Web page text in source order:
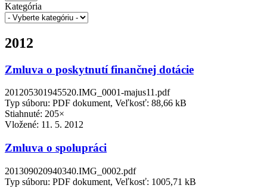
Kategória
2012
Zmluva o poskytnutí finančnej dotácie
201205301945520.IMG_0001-majus11.pdf
Typ súboru: PDF dokument, Veľkosť: 88,66 kB
Stiahnuté: 205×
Vložené: 11. 5. 2012
Zmluva o spolupráci
201309020940340.IMG_0002.pdf
Typ súboru: PDF dokument, Veľkosť: 1005,71 kB